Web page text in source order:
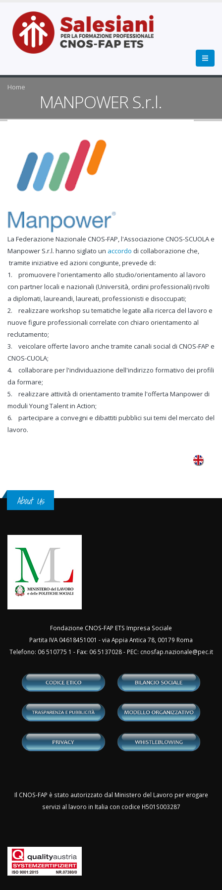
Home
MANPOWER S.r.l.
La Federazione Nazionale CNOS-FAP, l'Associazione CNOS-SCUOLA e
Manpower S.r.l. hanno siglato un accordo di collaborazione che,
tramite iniziative ed azioni congiunte, prevede di:
1. promuovere l'orientamento allo studio/orientamento al lavoro
con partner locali e nazionali (Università, ordini professionali) rivolti
a diplomati, laureandi, laureati, professionisti e disoccupati;
2. realizzare workshop su tematiche legate alla ricerca del lavoro e
nuove figure professionali correlate con chiaro orientamento al
reclutamento;
3. veicolare offerte lavoro anche tramite canali social di CNOS-FAP e
CNOS-CUOLA;
4. collaborare per l'individuazione dell'indirizzo formativo dei profili
da formare;
5. realizzare attività di orientamento tramite l'offerta Manpower di
moduli Young Talent in Action;
6. partecipare a convegni e dibattiti pubblici sui temi del mercato del
lavoro.
About Us
Fondazione CNOS-FAP ETS Impresa Sociale
Partita IVA 04618451001 - via Appia Antica 78, 00179 Roma
Telefono: 06 510775 1 - Fax: 06 5137028 - PEC: cnosfap.nazionale@pec.it
Il CNOS-FAP è stato autorizzato dal Ministero del Lavoro per erogare
servizi al lavoro in Italia con codice H501S003287